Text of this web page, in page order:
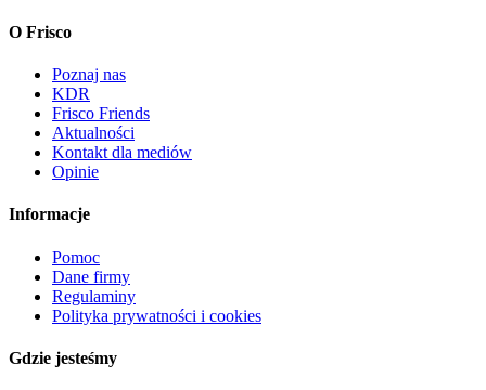
O Frisco
Poznaj nas
KDR
Frisco Friends
Aktualności
Kontakt dla mediów
Opinie
Informacje
Pomoc
Dane firmy
Regulaminy
Polityka prywatności i cookies
Gdzie jesteśmy